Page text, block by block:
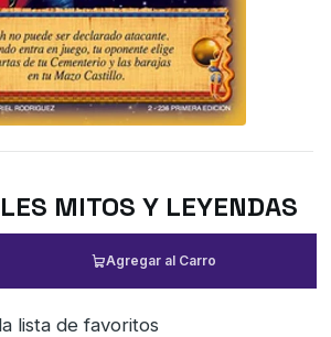
MITOS Y LEYENDAS
Agregar al Carro
lista de favoritos